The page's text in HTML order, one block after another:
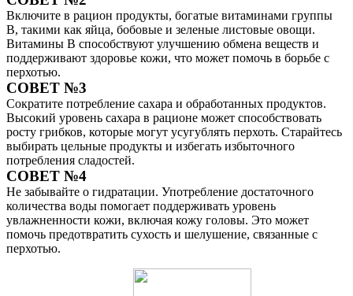
Включите в рацион продукты, богатые витаминами группы
B, такими как яйца, бобовые и зеленые листовые овощи.
Витамины B способствуют улучшению обмена веществ и
поддерживают здоровье кожи, что может помочь в борьбе с
перхотью.
СОВЕТ №3
Сократите потребление сахара и обработанных продуктов.
Высокий уровень сахара в рационе может способствовать
росту грибков, которые могут усугублять перхоть. Старайтесь
выбирать цельные продукты и избегать избыточного
потребления сладостей.
СОВЕТ №4
Не забывайте о гидратации. Употребление достаточного
количества воды помогает поддерживать уровень
увлажненности кожи, включая кожу головы. Это может
помочь предотвратить сухость и шелушение, связанные с
перхотью.